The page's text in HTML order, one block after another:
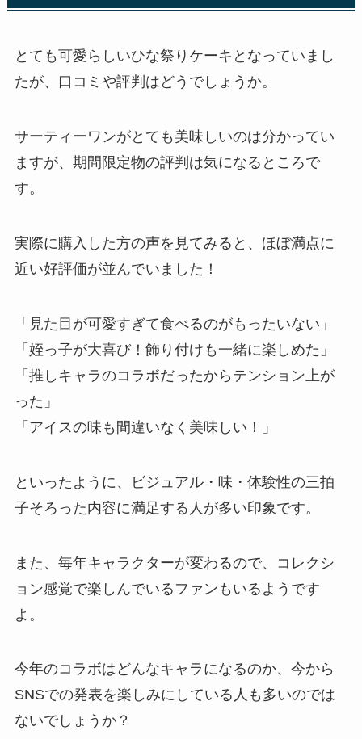
とても可愛らしいひな祭りケーキとなっていまし
たが、口コミや評判はどうでしょうか。
サーティーワンがとても美味しいのは分かってい
ますが、期間限定物の評判は気になるところで
す。
実際に購入した方の声を見てみると、ほぼ満点に
近い好評価が並んでいました！
「見た目が可愛すぎて食べるのがもったいない」
「姪っ子が大喜び！飾り付けも一緒に楽しめた」
「推しキャラのコラボだったからテンション上が
った」
「アイスの味も間違いなく美味しい！」
といったように、ビジュアル・味・体験性の三拍
子そろった内容に満足する人が多い印象です。
また、毎年キャラクターが変わるので、コレクシ
ョン感覚で楽しんでいるファンもいるようです
よ。
今年のコラボはどんなキャラになるのか、今から
SNSでの発表を楽しみにしている人も多いのでは
ないでしょうか？